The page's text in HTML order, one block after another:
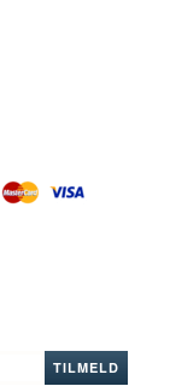
TILMELD